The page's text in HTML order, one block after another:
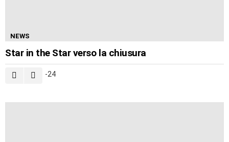
NEWS
Star in the Star verso la chiusura
-24